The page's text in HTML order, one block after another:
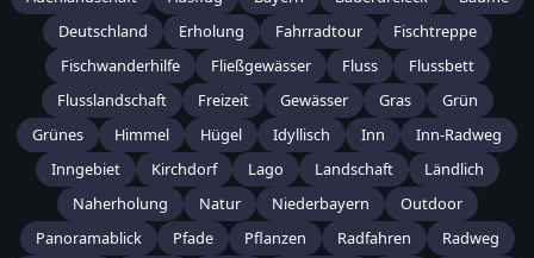
Deutschland
Erholung Fahrradtour
Fischtreppe
Fischwanderhilfe
Fließgewässer Fluss
Flussbett
Flusslandschaft
Freizeit Gewässer Gras
Grün
Grünes
Himmel Hügel Idyllisch Inn
Inn-Radweg
Inngebiet
Kirchdorf Lago Landschaft
Ländlich
Naherholung
Natur Niederbayern
Outdoor
Panoramablick
Pfade Pflanzen Radfahren
Radweg